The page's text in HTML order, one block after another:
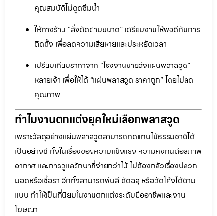
คุณสมบัติไม่ดูดซึมน้ำ
ให้ทางร้าน “สั่งตัดตามขนาด” เตรียมงานให้พอดีกับการ
ติดตั้ง เพื่อลดความเสียหายและประหยัดเวลา
เปรียบเทียบราคาจาก “โรงงานขายส่งแผ่นพลาสวูด”
หลายเจ้า เพื่อให้ได้ “แผ่นพลาสวูด ราคาถูก” โดยไม่ลด
คุณภาพ
ทำไมงานตกแต่งยุคใหม่เลือกพลาสวูด
เพราะวัสดุอย่างแผ่นพลาสวูดสามารถทดแทนไม้ธรรมชาติได้
เป็นอย่างดี ทั้งในเรื่องของความแข็งแรง ความคงทนต่อสภาพ
อากาศ และการดูแลรักษาที่ง่ายกว่าไม้ ไม่ต้องกลัวเรื่องปลวก
มอดหรือเชื้อรา อีกทั้งสามารถพ่นสี ตัดฉลุ หรือดัดโค้งได้ตาม
แบบ ทำให้เป็นที่นิยมในงานตกแต่งระดับมืออาชีพและงาน
โฆษณา